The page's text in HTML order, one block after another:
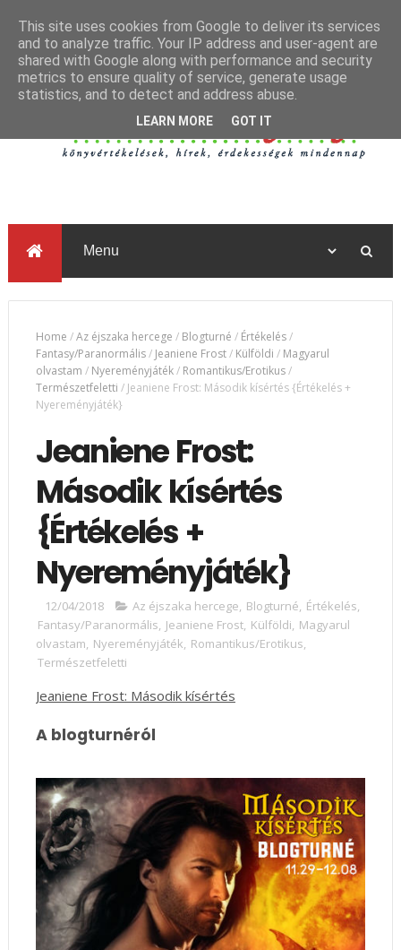
Home /Az éjszaka hercege / Blogturné / Értékelés/
Fantasy/Paranormális/ Jeaniene Frost/ Külföldi / Magyarul
olvastam / Nyereményjáték/ Romantikus/Erotikus/
Természetfeletti / Jeaniene Frost: Második ​kísértés {Értékelés +
Nyereményjáték}
Jeaniene Frost:
Második ​kísértés
{Értékelés +
Nyereményjáték}
12/04/2018 Az éjszaka hercege, Blogturné, Értékelés,
Fantasy/Paranormális, Jeaniene Frost, Külföldi, Magyarul
olvastam, Nyereményjáték, Romantikus/Erotikus,
Természetfeletti
Jeaniene Frost: Második ​kísértés
A blogturnéról
This site uses cookies from Google to deliver its services
and to analyze traffic. Your IP address and user-agent are
shared with Google along with performance and security
metrics to ensure quality of service, generate usage
statistics, and to detect and address abuse.
LEARN MORE GOT IT